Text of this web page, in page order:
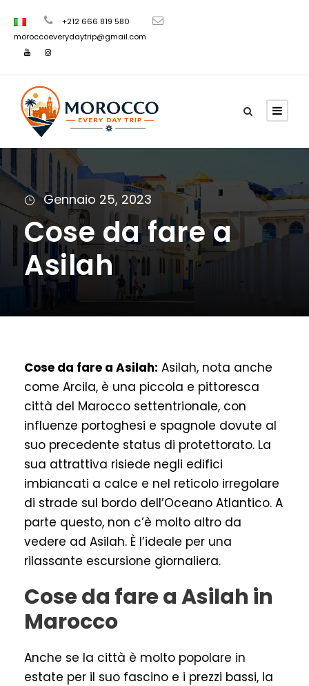
+212 666 819 580
moroccoeverydaytrip@gmail.com
Gennaio 25, 2023
Cose da fare a
Asilah
Cose da fare a Asilah: Asilah, nota anche
come Arcila, è una piccola e pittoresca
città del Marocco settentrionale, con
influenze portoghesi e spagnole dovute al
suo precedente status di protettorato. La
sua attrattiva risiede negli edifici
imbiancati a calce e nel reticolo irregolare
di strade sul bordo dell’Oceano Atlantico. A
parte questo, non c’è molto altro da
vedere ad Asilah. È l’ideale per una
rilassante escursione giornaliera.
Cose da fare a Asilah in
Marocco
Anche se la città è molto popolare in
estate per il suo fascino e i prezzi bassi, la